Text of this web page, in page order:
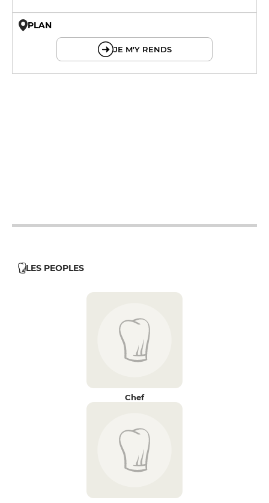
PLAN
JE M'Y RENDS
LES PEOPLES
Chef